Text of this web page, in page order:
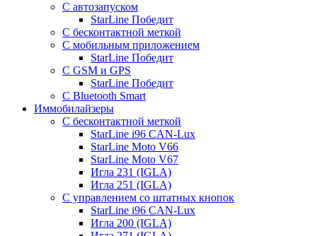
С автозапуском
StarLine Победит
С бесконтактной меткой
С мобильным приложением
StarLine Победит
С GSM и GPS
StarLine Победит
С Bluetooth Smart
Иммобилайзеры
С бесконтактной меткой
StarLine i96 CAN-Lux
StarLine Moto V66
StarLine Moto V67
Игла 231 (IGLA)
Игла 251 (IGLA)
С управлением со штатных кнопок
StarLine i96 CAN-Lux
Игла 200 (IGLA)